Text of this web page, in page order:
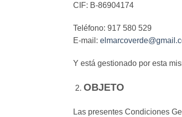
CIF: B-86904174
Teléfono: 917 580 529
E-mail:
Y está gestionado por esta
OBJETO
Las presentes Condiciones